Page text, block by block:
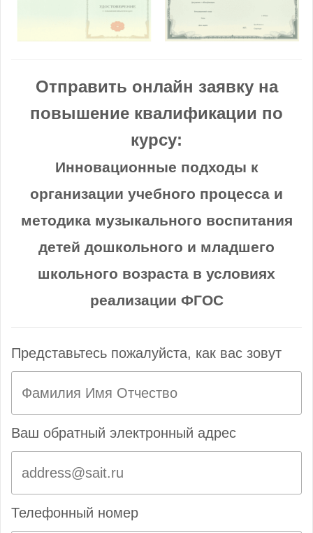
Отправить онлайн заявку на
повышение квалификации по
курсу:
Инновационные подходы к
организации учебного процесса и
методика музыкального воспитания
детей дошкольного и младшего
школьного возраста в условиях
реализации ФГОС
Представьтесь пожалуйста, как вас зовут
Ваш обратный электронный адрес
Телефонный номер